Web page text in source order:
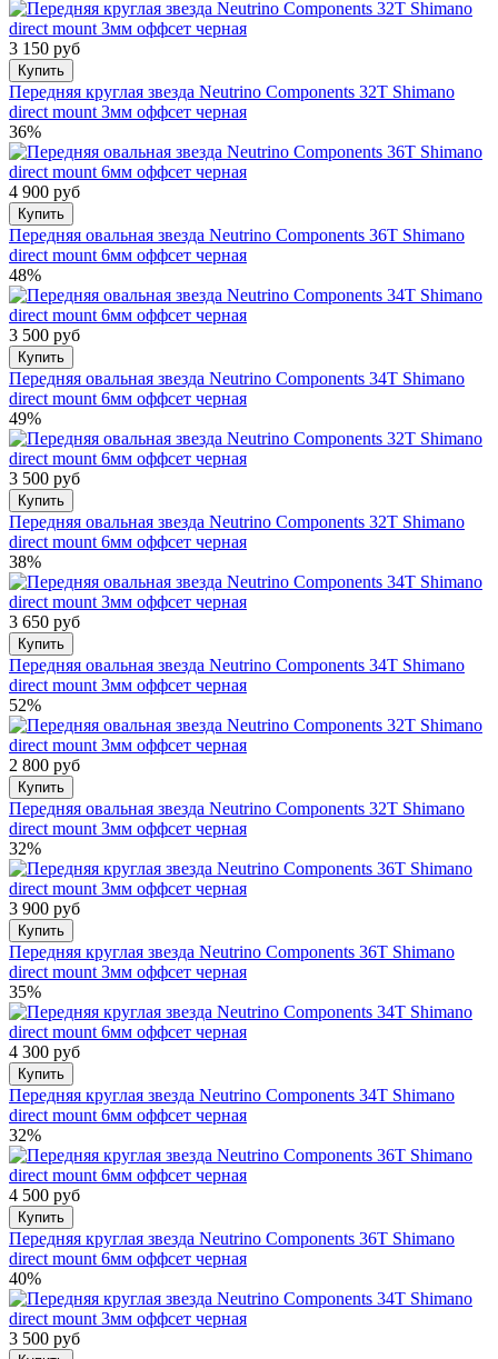
3 150 руб
Купить
Передняя круглая звезда Neutrino Components 32T Shimano
direct mount 3мм оффсет черная
36%
4 900 руб
Купить
Передняя овальная звезда Neutrino Components 36T Shimano
direct mount 6мм оффсет черная
48%
3 500 руб
Купить
Передняя овальная звезда Neutrino Components 34T Shimano
direct mount 6мм оффсет черная
49%
3 500 руб
Купить
Передняя овальная звезда Neutrino Components 32T Shimano
direct mount 6мм оффсет черная
38%
3 650 руб
Купить
Передняя овальная звезда Neutrino Components 34T Shimano
direct mount 3мм оффсет черная
52%
2 800 руб
Купить
Передняя овальная звезда Neutrino Components 32T Shimano
direct mount 3мм оффсет черная
32%
3 900 руб
Купить
Передняя круглая звезда Neutrino Components 36T Shimano
direct mount 3мм оффсет черная
35%
4 300 руб
Купить
Передняя круглая звезда Neutrino Components 34T Shimano
direct mount 6мм оффсет черная
32%
4 500 руб
Купить
Передняя круглая звезда Neutrino Components 36T Shimano
direct mount 6мм оффсет черная
40%
3 500 руб